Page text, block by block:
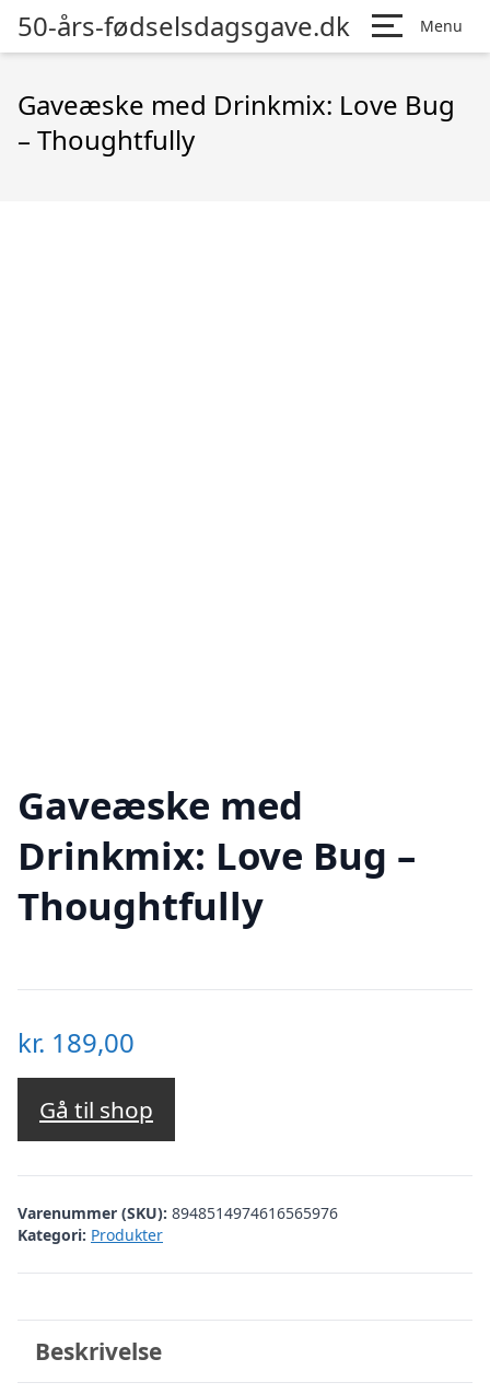
50-års-fødselsdagsgave.dk Menu
Gaveæske med Drinkmix: Love Bug
– Thoughtfully
Gaveæske med
Drinkmix: Love Bug –
Thoughtfully
kr. 189,00
Gå til shop
Varenummer (SKU): 8948514974616565976
Kategori: Produkter
Beskrivelse